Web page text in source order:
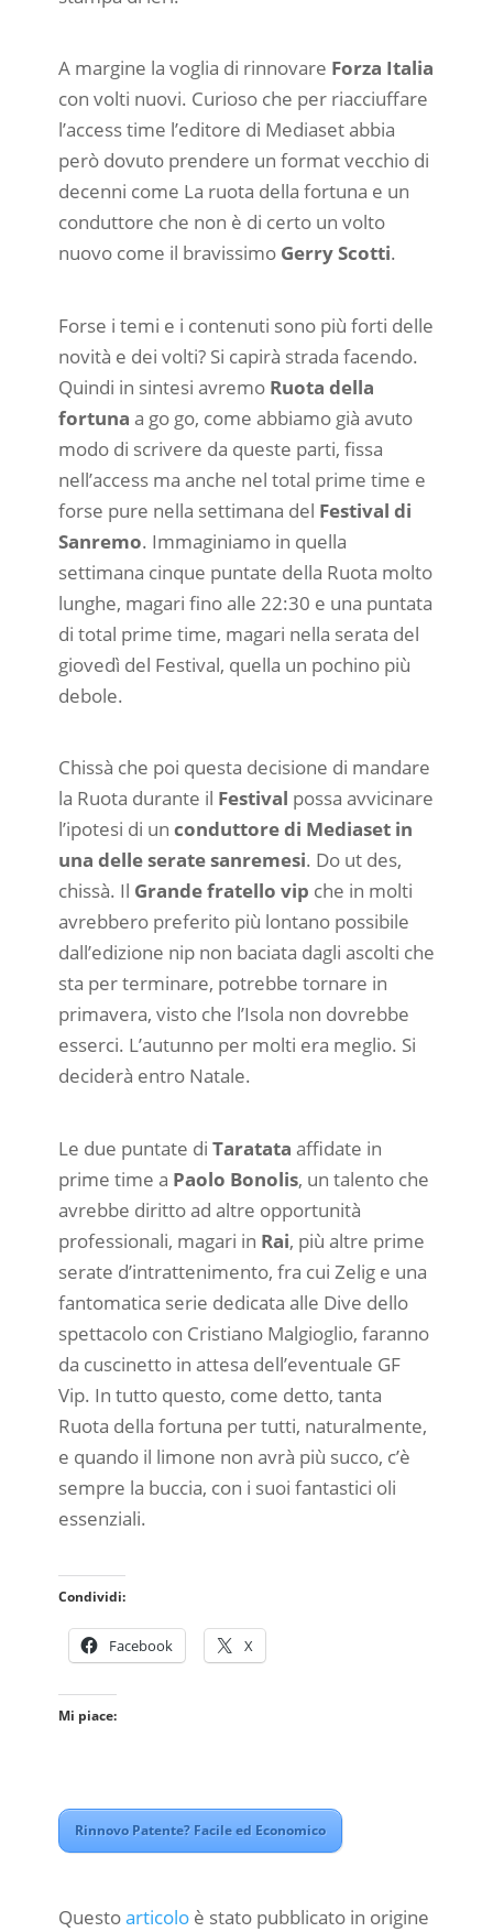
A margine la voglia di rinnovare Forza Italia
con volti nuovi. Curioso che per riacciuffare
l’access time l’editore di Mediaset abbia
però dovuto prendere un format vecchio di
decenni come La ruota della fortuna e un
conduttore che non è di certo un volto
nuovo come il bravissimo Gerry Scotti.
Forse i temi e i contenuti sono più forti delle
novità e dei volti? Si capirà strada facendo.
Quindi in sintesi avremo Ruota della
fortuna a go go, come abbiamo già avuto
modo di scrivere da queste parti, fissa
nell’access ma anche nel total prime time e
forse pure nella settimana del Festival di
Sanremo. Immaginiamo in quella
settimana cinque puntate della Ruota molto
lunghe, magari fino alle 22:30 e una puntata
di total prime time, magari nella serata del
giovedì del Festival, quella un pochino più
debole.
Chissà che poi questa decisione di mandare
la Ruota durante il Festival possa avvicinare
l’ipotesi di un conduttore di Mediaset in
una delle serate sanremesi. Do ut des,
chissà. Il Grande fratello vip che in molti
avrebbero preferito più lontano possibile
dall’edizione nip non baciata dagli ascolti che
sta per terminare, potrebbe tornare in
primavera, visto che l’Isola non dovrebbe
esserci. L’autunno per molti era meglio. Si
deciderà entro Natale.
Le due puntate di Taratata affidate in
prime time a Paolo Bonolis, un talento che
avrebbe diritto ad altre opportunità
professionali, magari in Rai, più altre prime
serate d’intrattenimento, fra cui Zelig e una
fantomatica serie dedicata alle Dive dello
spettacolo con Cristiano Malgioglio, faranno
da cuscinetto in attesa dell’eventuale GF
Vip. In tutto questo, come detto, tanta
Ruota della fortuna per tutti, naturalmente,
e quando il limone non avrà più succo, c’è
sempre la buccia, con i suoi fantastici oli
essenziali.
Condividi:
Facebook X
Mi piace:
Rinnovo Patente? Facile ed Economico
Questoarticoloè stato pubblicato in origine